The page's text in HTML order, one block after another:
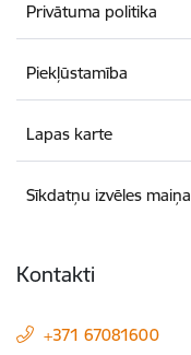
Privātuma politika
Piekļūstamība
Lapas karte
Sīkdatņu izvēles maiņa
Kontakti
+371 67081600